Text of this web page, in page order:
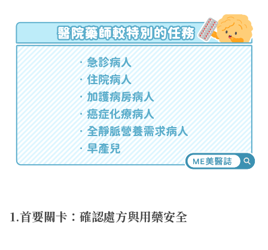
1.首要關卡：確認處方與用藥安全